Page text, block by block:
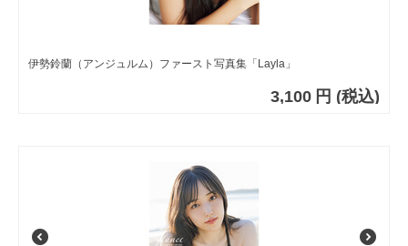
伊勢鈴蘭（アンジュルム）ファースト写真集「Layla」
3,100 円 (税込)